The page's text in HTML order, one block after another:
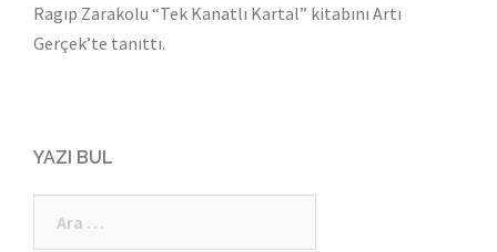
Ragıp Zarakolu “Tek Kanatlı Kartal” kitabını Artı
Gerçek’te tanıttı.
YAZI BUL